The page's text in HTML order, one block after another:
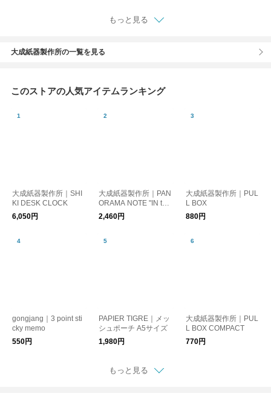
もっと見る
大成紙器製作所の一覧を見る
このストアの人気アイテムランキング
大成紙器製作所｜SHI
KI DESK CLOCK
6,050円
大成紙器製作所｜PAN
ORAMA NOTE "IN the
Manner Of"
2,460円
大成紙器製作所｜PUL
L BOX
880円
gongjang｜3 point sti
cky memo
550円
PAPIER TIGRE｜メッ
シュポーチ A5サイズ
1,980円
大成紙器製作所｜PUL
L BOX COMPACT
770円
もっと見る